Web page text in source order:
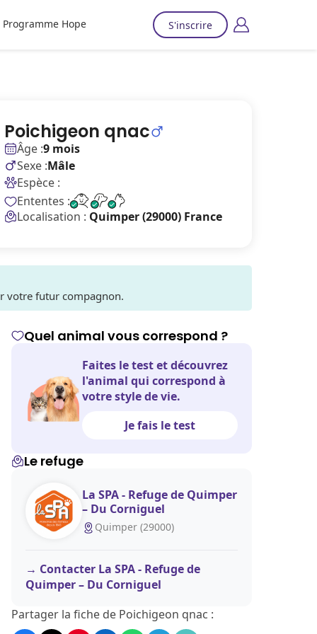
Programme Hope S'inscrire
Poichigeon qnac
Âge :9 mois
Sexe :Mâle
Espèce :
Ententes :
Localisation : Quimper (29000) France
votre futur compagnon.
Quel animal vous correspond ?
Faites le test et découvrez
l'animal qui correspond à
votre style de vie.
Je fais le test
Le refuge
La SPA - Refuge de Quimper
– Du Corniguel
Quimper (29000)
Contacter La SPA - Refuge de
Quimper – Du Corniguel
Partager la fiche de Poichigeon qnac :